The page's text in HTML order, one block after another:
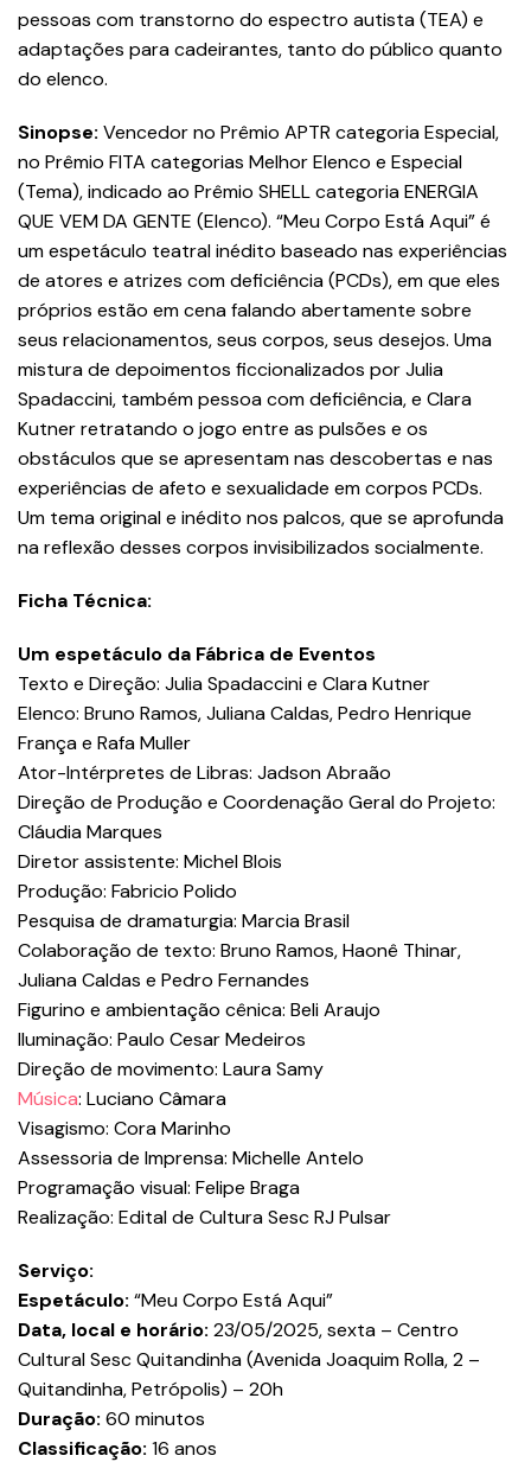
pessoas com transtorno do espectro autista (TEA) e
adaptações para cadeirantes, tanto do público quanto
do elenco.
Sinopse: Vencedor no Prêmio APTR categoria Especial,
no Prêmio FITA categorias Melhor Elenco e Especial
(Tema), indicado ao Prêmio SHELL categoria ENERGIA
QUE VEM DA GENTE (Elenco). “Meu Corpo Está Aqui” é
um espetáculo teatral inédito baseado nas experiências
de atores e atrizes com deficiência (PCDs), em que eles
próprios estão em cena falando abertamente sobre
seus relacionamentos, seus corpos, seus desejos. Uma
mistura de depoimentos ficcionalizados por Julia
Spadaccini, também pessoa com deficiência, e Clara
Kutner retratando o jogo entre as pulsões e os
obstáculos que se apresentam nas descobertas e nas
experiências de afeto e sexualidade em corpos PCDs.
Um tema original e inédito nos palcos, que se aprofunda
na reflexão desses corpos invisibilizados socialmente.
Ficha Técnica:
Um espetáculo da Fábrica de Eventos
Texto e Direção: Julia Spadaccini e Clara Kutner
Elenco: Bruno Ramos, Juliana Caldas, Pedro Henrique
França e Rafa Muller
Ator-Intérpretes de Libras: Jadson Abraão
Direção de Produção e Coordenação Geral do Projeto:
Cláudia Marques
Diretor assistente: Michel Blois
Produção: Fabricio Polido
Pesquisa de dramaturgia: Marcia Brasil
Colaboração de texto: Bruno Ramos, Haonê Thinar,
Juliana Caldas e Pedro Fernandes
Figurino e ambientação cênica: Beli Araujo
Iluminação: Paulo Cesar Medeiros
Direção de movimento: Laura Samy
Música: Luciano Câmara
Visagismo: Cora Marinho
Assessoria de Imprensa: Michelle Antelo
Programação visual: Felipe Braga
Realização: Edital de Cultura Sesc RJ Pulsar
Serviço:
Espetáculo: “Meu Corpo Está Aqui”
Data, local e horário: 23/05/2025, sexta – Centro
Cultural Sesc Quitandinha (Avenida Joaquim Rolla, 2 –
Quitandinha, Petrópolis) – 20h
Duração: 60 minutos
Classificação: 16 anos